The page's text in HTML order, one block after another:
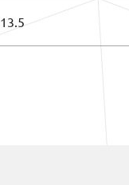
13.5